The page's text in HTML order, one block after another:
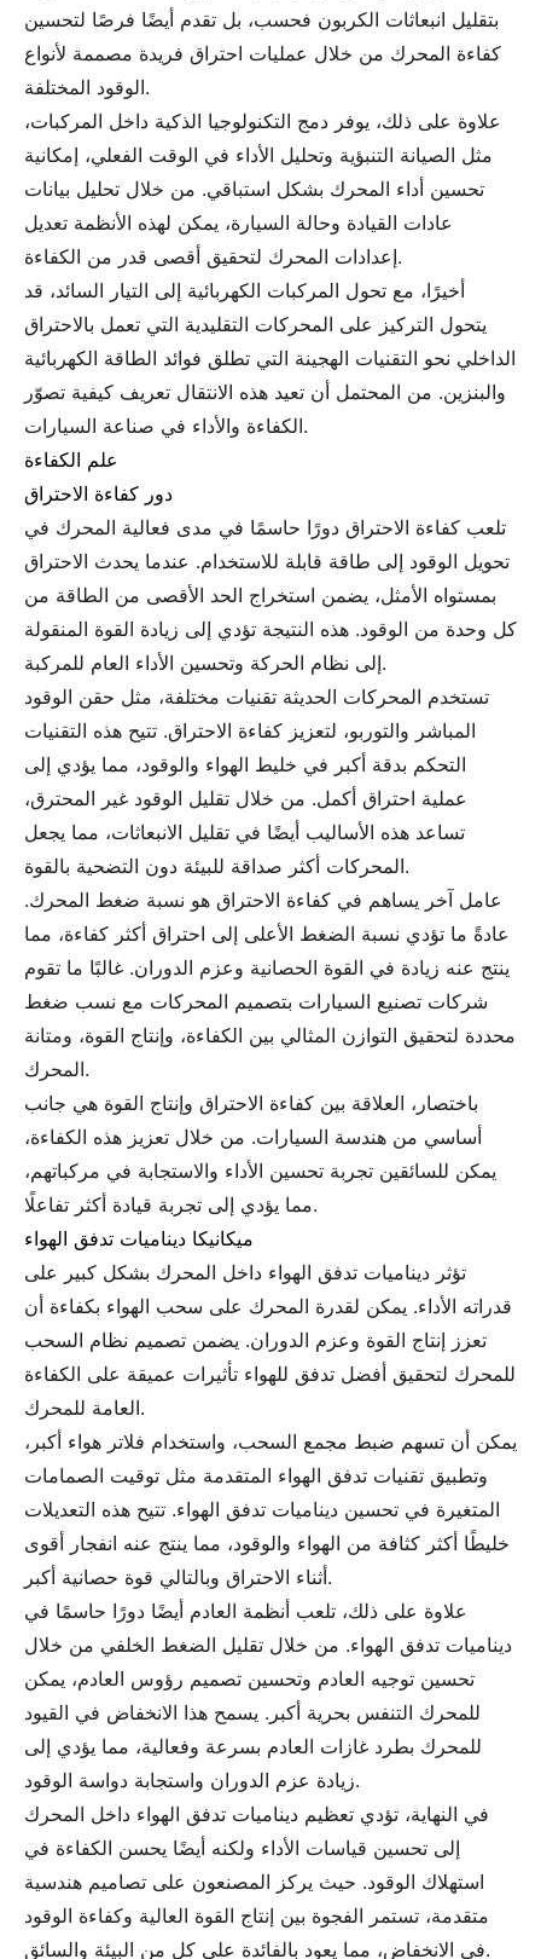
بتقليل انبعاثات الكربون فحسب، بل تقدم أيضًا فرصًا لتحسين
كفاءة المحرك من خلال عمليات احتراق فريدة مصممة لأنواع
الوقود المختلفة.
علاوة على ذلك، يوفر دمج التكنولوجيا الذكية داخل المركبات،
مثل الصيانة التنبؤية وتحليل الأداء في الوقت الفعلي، إمكانية
تحسين أداء المحرك بشكل استباقي. من خلال تحليل بيانات
عادات القيادة وحالة السيارة، يمكن لهذه الأنظمة تعديل
إعدادات المحرك لتحقيق أقصى قدر من الكفاءة.
أخيرًا، مع تحول المركبات الكهربائية إلى التيار السائد، قد
يتحول التركيز على المحركات التقليدية التي تعمل بالاحتراق
الداخلي نحو التقنيات الهجينة التي تطلق فوائد الطاقة الكهربائية
والبنزين. من المحتمل أن تعيد هذه الانتقال تعريف كيفية تصوّر
الكفاءة والأداء في صناعة السيارات.
علم الكفاءة
دور كفاءة الاحتراق
تلعب كفاءة الاحتراق دورًا حاسمًا في مدى فعالية المحرك في
تحويل الوقود إلى طاقة قابلة للاستخدام. عندما يحدث الاحتراق
بمستواه الأمثل، يضمن استخراج الحد الأقصى من الطاقة من
كل وحدة من الوقود. هذه النتيجة تؤدي إلى زيادة القوة المنقولة
إلى نظام الحركة وتحسين الأداء العام للمركبة.
تستخدم المحركات الحديثة تقنيات مختلفة، مثل حقن الوقود
المباشر والتوربو، لتعزيز كفاءة الاحتراق. تتيح هذه التقنيات
التحكم بدقة أكبر في خليط الهواء والوقود، مما يؤدي إلى
عملية احتراق أكمل. من خلال تقليل الوقود غير المحترق،
تساعد هذه الأساليب أيضًا في تقليل الانبعاثات، مما يجعل
المحركات أكثر صداقة للبيئة دون التضحية بالقوة.
عامل آخر يساهم في كفاءة الاحتراق هو نسبة ضغط المحرك.
عادةً ما تؤدي نسبة الضغط الأعلى إلى احتراق أكثر كفاءة، مما
ينتج عنه زيادة في القوة الحصانية وعزم الدوران. غالبًا ما تقوم
شركات تصنيع السيارات بتصميم المحركات مع نسب ضغط
محددة لتحقيق التوازن المثالي بين الكفاءة، وإنتاج القوة، ومتانة
المحرك.
باختصار، العلاقة بين كفاءة الاحتراق وإنتاج القوة هي جانب
أساسي من هندسة السيارات. من خلال تعزيز هذه الكفاءة،
يمكن للسائقين تجربة تحسين الأداء والاستجابة في مركباتهم،
مما يؤدي إلى تجربة قيادة أكثر تفاعلًا.
ميكانيكا ديناميات تدفق الهواء
تؤثر ديناميات تدفق الهواء داخل المحرك بشكل كبير على
قدراته الأداء. يمكن لقدرة المحرك على سحب الهواء بكفاءة أن
تعزز إنتاج القوة وعزم الدوران. يضمن تصميم نظام السحب
للمحرك لتحقيق أفضل تدفق للهواء تأثيرات عميقة على الكفاءة
العامة للمحرك.
يمكن أن تسهم ضبط مجمع السحب، واستخدام فلاتر هواء أكبر،
وتطبيق تقنيات تدفق الهواء المتقدمة مثل توقيت الصمامات
المتغيرة في تحسين ديناميات تدفق الهواء. تتيح هذه التعديلات
خليطًا أكثر كثافة من الهواء والوقود، مما ينتج عنه انفجار أقوى
أثناء الاحتراق وبالتالي قوة حصانية أكبر.
علاوة على ذلك، تلعب أنظمة العادم أيضًا دورًا حاسمًا في
ديناميات تدفق الهواء. من خلال تقليل الضغط الخلفي من خلال
تحسين توجيه العادم وتحسين تصميم رؤوس العادم، يمكن
للمحرك التنفس بحرية أكبر. يسمح هذا الانخفاض في القيود
للمحرك بطرد غازات العادم بسرعة وفعالية، مما يؤدي إلى
زيادة عزم الدوران واستجابة دواسة الوقود.
في النهاية، تؤدي تعظيم ديناميات تدفق الهواء داخل المحرك
إلى تحسين قياسات الأداء ولكنه أيضًا يحسن الكفاءة في
استهلاك الوقود. حيث يركز المصنعون على تصاميم هندسية
متقدمة، تستمر الفجوة بين إنتاج القوة العالية وكفاءة الوقود
في الانخفاض، مما يعود بالفائدة على كل من البيئة والسائق.